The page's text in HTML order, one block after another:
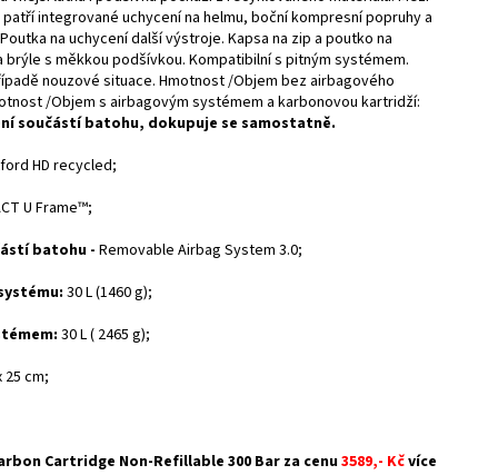
integrované uchycení na helmu, boční kompresní popruhy a
na uchycení další výstroje. Kapsa na zip a poutko na
brýle s měkkou podšívkou. Kompatibilní s pitným systémem.
nouzové situace. Hmotnost /Objem bez airbagového
/Objem s airbagovým systémem a karbonovou kartridží:
součástí batohu, dokupuje se samostatně.
HD recycled;
U Frame™;
batohu - Removable Airbag System 3.0;
30 L (1460 g);
30 L ( 2465 g);
25 cm;
Cartridge Non-Refillable 300 Bar za cenu3589,- Kčvíce